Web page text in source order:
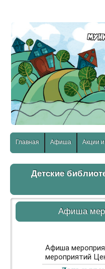
Главная Афиша Акции
Детские
Афиша